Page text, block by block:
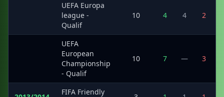
UEFA Europa
league -
Qualif
10 4 4 2
UEFA
European
Championship
- Qualif
10 7 — 3
FIFA Friendly